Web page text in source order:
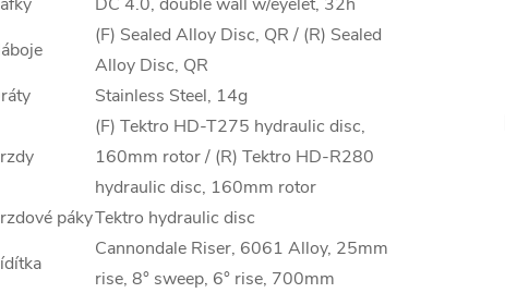
(F) Sealed Alloy Disc, QR / (R) Sealed
Alloy Disc, QR
Stainless Steel, 14g
(F) Tektro HD-T275 hydraulic disc,
160mm rotor / (R) Tektro HD-R280
hydraulic disc, 160mm rotor
pákyTektro hydraulic disc
Cannondale Riser, 6061 Alloy, 25mm
rise, 8° sweep, 6° rise, 700mm